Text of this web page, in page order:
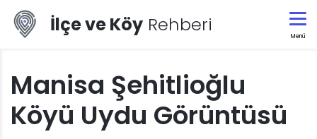
İlçe ve Köy Rehberi
Menü
Manisa Şehitlioğlu
Köyü Uydu Görüntüsü